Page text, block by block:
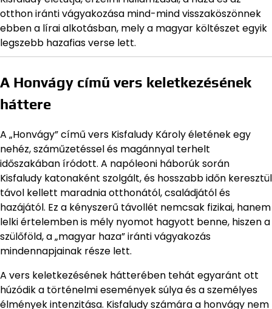
otthon iránti vágyakozása mind-mind visszaköszönnek
ebben a lírai alkotásban, mely a magyar költészet egyik
legszebb hazafias verse lett.
A Honvágy című vers keletkezésének
háttere
A „Honvágy” című vers Kisfaludy Károly életének egy
nehéz, száműzetéssel és magánnyal terhelt
időszakában íródott. A napóleoni háborúk során
Kisfaludy katonaként szolgált, és hosszabb időn keresztül
távol kellett maradnia otthonától, családjától és
hazájától. Ez a kényszerű távollét nemcsak fizikai, hanem
lelki értelemben is mély nyomot hagyott benne, hiszen a
szülőföld, a „magyar haza” iránti vágyakozás
mindennapjainak része lett.
A vers keletkezésének hátterében tehát egyaránt ott
húzódik a történelmi események súlya és a személyes
élmények intenzitása. Kisfaludy számára a honvágy nem